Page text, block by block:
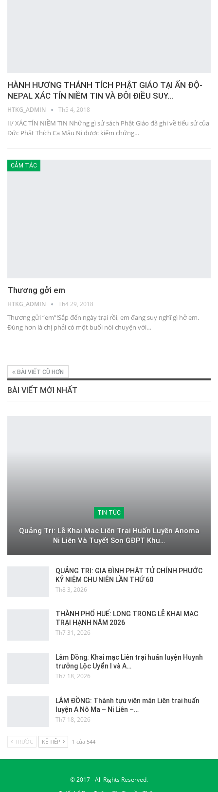
HÀNH HƯƠNG THÁNH TÍCH PHẬT GIÁO TẠI ẤN ĐỘ-
NEPAL XÁC TÍN NIỀM TIN VÀ ĐÔI ĐIỀU SUY…
HTKG_ADMIN Th5 4, 2018
II/ XÁC TÍN NIỀM TIN Những gì sử sách Phật Giáo đã ghi về tiểu sử của
Đức Phật Thích Ca Mâu Ni được kiểm chứng…
CẢM TÁC
Thương gởi em
HTKG_ADMIN Th4 29, 2018
Thương gửi “em”!Sắp đến ngày trại rồi, em đang suy nghĩ gì hở em.
Đúng hơn là chị phải có một buổi nói chuyện với…
BÀI VIẾT CŨ HƠN
BÀI VIỂT MỚI NHẤT
TIN TỨC
Quảng Trị: Lễ Khai Mạc Liên Trại Huấn Luyện Anoma
Ni Liên Và Tuyết Sơn GĐPT Khu…
QUẢNG TRỊ: GIA ĐÌNH PHẬT TỬ CHÍNH PHƯỚC
KỶ NIỆM CHU NIÊN LẦN THỨ 60
Th8 3, 2026
THÀNH PHỐ HUẾ: LONG TRỌNG LỄ KHAI MẠC
TRẠI HẠNH NĂM 2026
Th7 31, 2026
Lâm Đồng: Khai mạc Liên trại huấn luyện Huynh
trưởng Lộc Uyển I và A…
Th7 18, 2026
LÂM ĐỒNG: Thành tựu viên mãn Liên trại huấn
luyện A Nô Ma – Ni Liên –…
Th7 18, 2026
TRƯỚC KẾ TIẾP 1 của 544
© 2017 - All Rights Reserved.